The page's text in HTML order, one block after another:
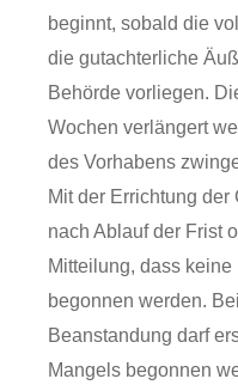
beginnt, sobald die
die gutachterliche
Behörde vorliegen.
Wochen verlängert
des Vorhabens
Mit der Errichtung
nach Ablauf der Frist
Mitteilung, dass
begonnen werden.
Beanstandung darf
Mangels begonnen